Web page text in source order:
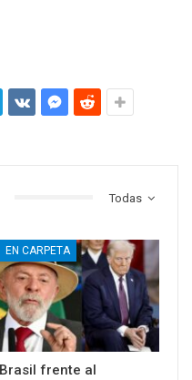
Todas
EN CARPETA
Brasil frente al